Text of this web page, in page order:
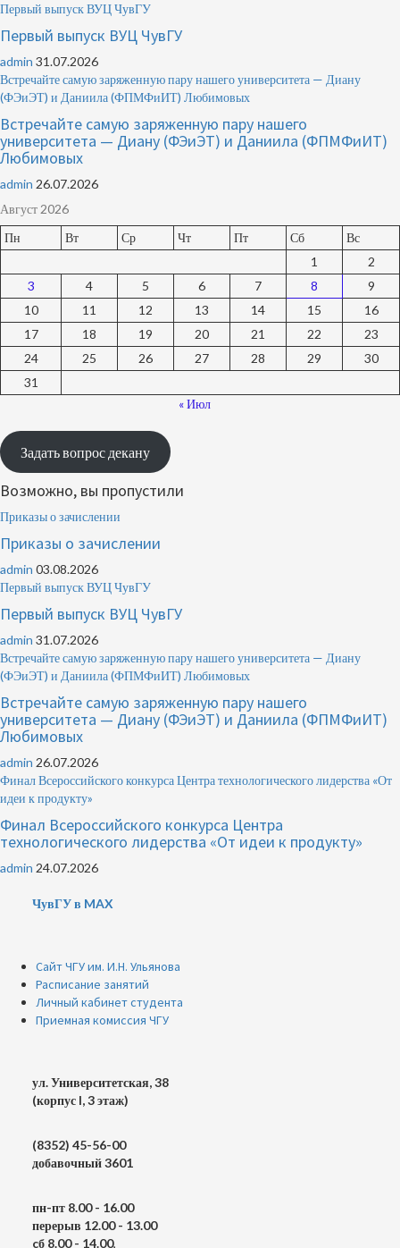
Первый выпуск ВУЦ ЧувГУ
Первый выпуск ВУЦ ЧувГУ
admin 31.07.2026
Встречайте самую заряженную пару нашего университета — Диану
(ФЭиЭТ) и Даниила (ФПМФиИТ) Любимовых
Встречайте самую заряженную пару нашего
университета — Диану (ФЭиЭТ) и Даниила (ФПМФиИТ)
Любимовых
admin 26.07.2026
Август 2026
Пн
Вт Ср Чт Пт Сб
Вс
1
2
3
4 5 6 7 8
9
10
11 12 13 14 15
16
17
18 19 20 21 22
23
24
25 26 27 28 29
30
31
« Июл
Задать вопрос декану
Возможно, вы пропустили
Приказы о зачислении
Приказы о зачислении
admin 03.08.2026
Первый выпуск ВУЦ ЧувГУ
Первый выпуск ВУЦ ЧувГУ
admin 31.07.2026
Встречайте самую заряженную пару нашего университета — Диану
(ФЭиЭТ) и Даниила (ФПМФиИТ) Любимовых
Встречайте самую заряженную пару нашего
университета — Диану (ФЭиЭТ) и Даниила (ФПМФиИТ)
Любимовых
admin 26.07.2026
Финал Всероссийского конкурса Центра технологического лидерства «От
идеи к продукту»
Финал Всероссийского конкурса Центра
технологического лидерства «От идеи к продукту»
admin 24.07.2026
ЧувГУ в MAX
Сайт ЧГУ им. И.Н. Ульянова
Расписание занятий
Личный кабинет студента
Приемная комиссия ЧГУ
ул. Университетская, 38
(корпус I, 3 этаж)
(8352) 45-56-00
добавочный 3601
пн-пт 8.00 - 16.00
перерыв 12.00 - 13.00
cб 8.00 - 14.00,